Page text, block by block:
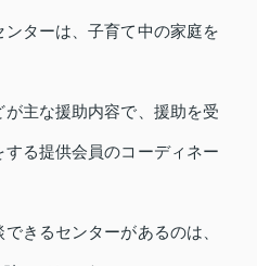
ターは、子育て中の家庭を
主な援助内容で、援助を受
る提供会員のコーディネー
きるセンターがあるのは、